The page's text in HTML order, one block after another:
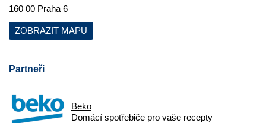
160 00 Praha 6
ZOBRAZIT MAPU
Partneři
Beko
Domácí spotřebiče pro vaše recepty